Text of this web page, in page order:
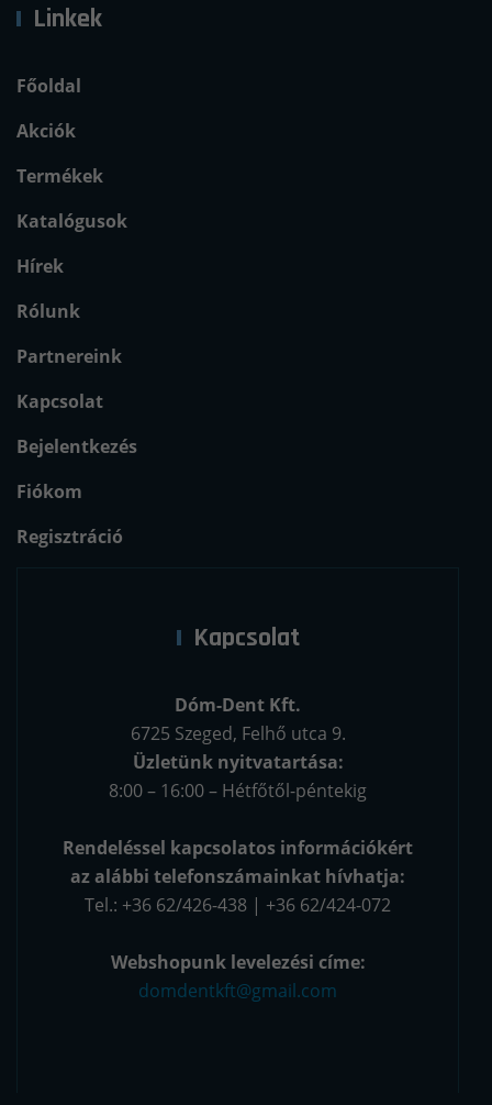
Linkek
Főoldal
Akciók
Termékek
Katalógusok
Hírek
Rólunk
Partnereink
Kapcsolat
Bejelentkezés
Fiókom
Regisztráció
Kapcsolat
Dóm-Dent Kft.
6725 Szeged, Felhő utca 9.
Üzletünk nyitvatartása:
8:00 – 16:00 – Hétfőtől-péntekig
Rendeléssel kapcsolatos információkért
az alábbi telefonszámainkat hívhatja:
Tel.: +36 62/426-438 | +36 62/424-072
Webshopunk levelezési címe:
domdentkft@gmail.com